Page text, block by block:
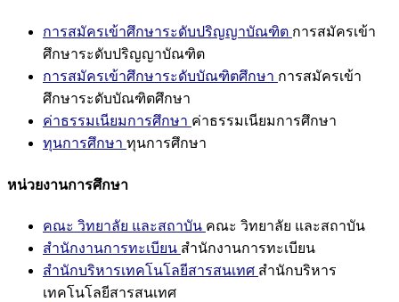
การสมัครเข้าศึกษาระดับปริญญาบัณฑิต การสมัครเข้า
ศึกษาระดับปริญญาบัณฑิต
การสมัครเข้าศึกษาระดับบัณฑิตศึกษา การสมัครเข้า
ศึกษาระดับบัณฑิตศึกษา
ค่าธรรมเนียมการศึกษา ค่าธรรมเนียมการศึกษา
ทุนการศึกษา ทุนการศึกษา
หน่วยงานการศึกษา
คณะ วิทยาลัย และสถาบัน คณะ วิทยาลัย และสถาบัน
สำนักงานการทะเบียน สำนักงานการทะเบียน
สำนักบริหารเทคโนโลยีสารสนเทศ สำนักบริหาร
เทคโนโลยีสารสนเทศ